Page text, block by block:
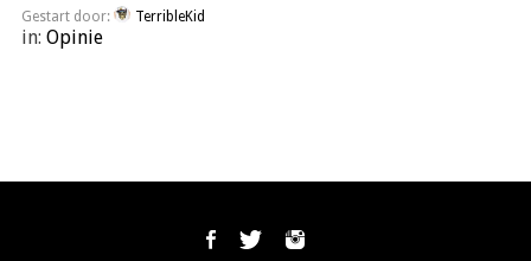
Gestart door: TerribleKid
in: Opinie